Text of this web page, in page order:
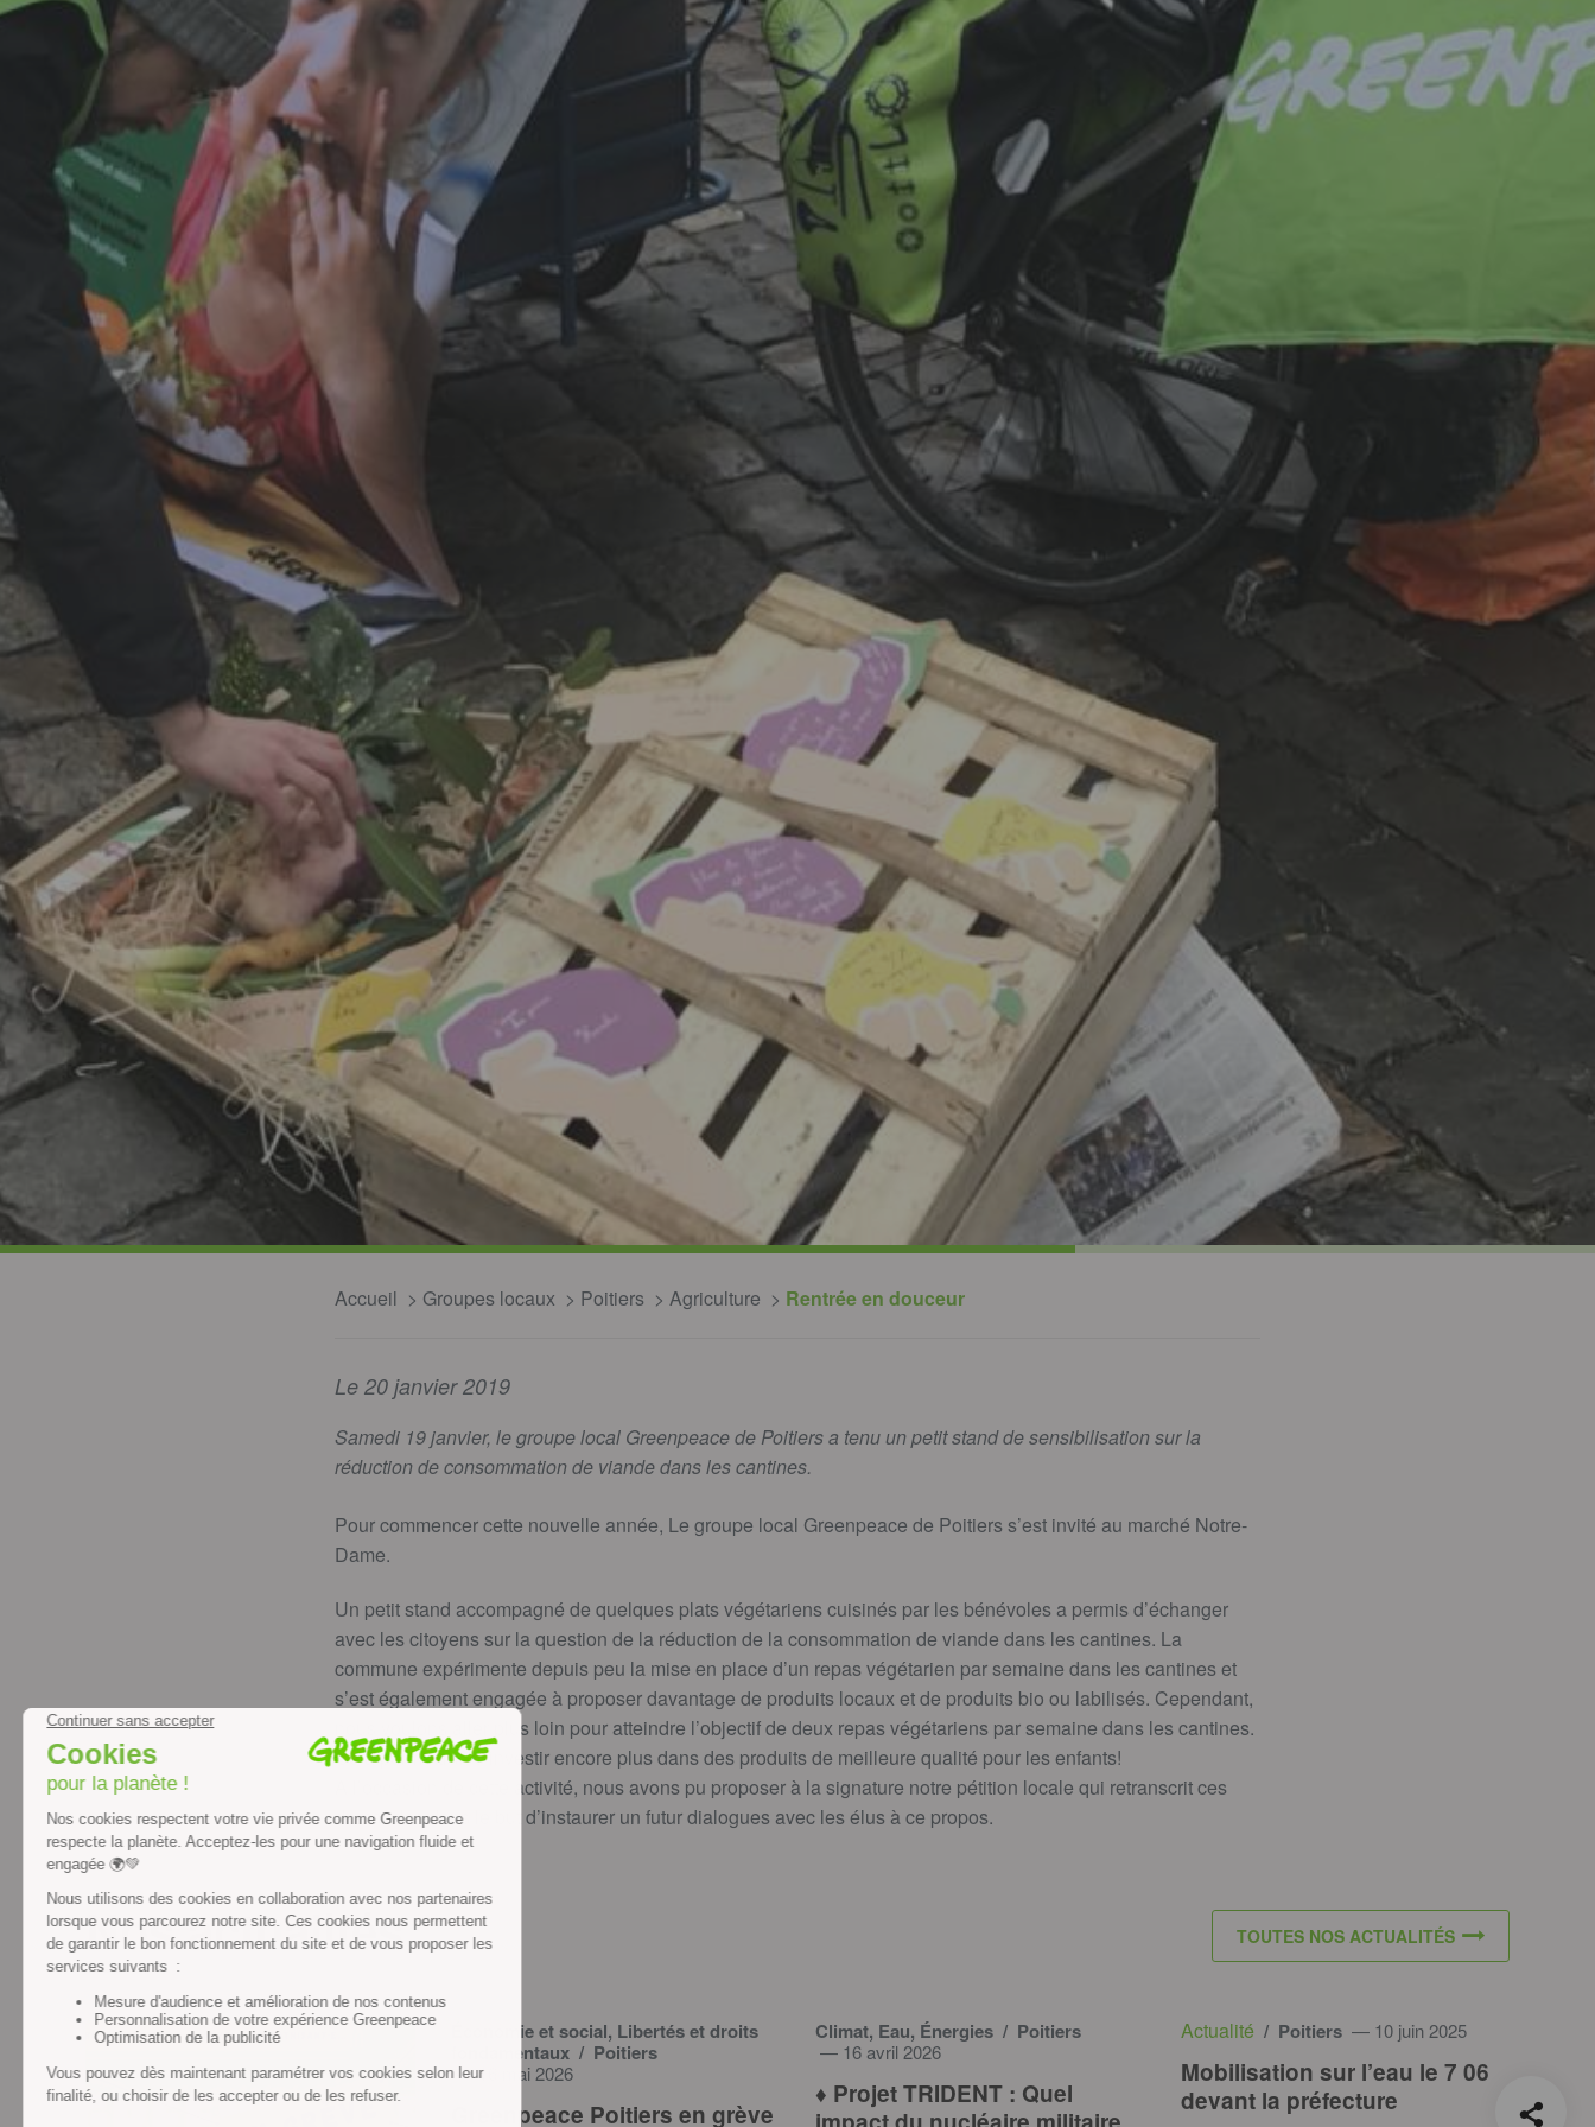
Accueil Groupes locaux Poitiers Agriculture Rentrée en douceur
Le 20 janvier 2019
Samedi 19 janvier, le groupe local Greenpeace de Poitiers a tenu un petit stand de sensibilisation sur la
réduction de consommation de viande dans les cantines.
Pour commencer cette nouvelle année, Le groupe local Greenpeace de Poitiers s’est invité au marché Notre-
Dame.
Un petit stand accompagné de quelques plats végétariens cuisinés par les bénévoles a permis d’échanger
avec les citoyens sur la question de la réduction de la consommation de viande dans les cantines. La
commune expérimente depuis peu la mise en place d’un repas végétarien par semaine dans les cantines et
s’est également engagée à proposer davantage de produits locaux et de produits bio ou labilisés. Cependant,
nous voulons aller plus loin pour atteindre l’objectif de deux repas végétariens par semaine dans les cantines.
Cela permettrait d’investir encore plus dans des produits de meilleure qualité pour les enfants!
A l’occasion de cette activité, nous avons pu proposer à la signature notre pétition locale qui retranscrit ces
demandes dans le but d’instaurer un futur dialogues avec les élus à ce propos.
Nos actualités
Économie et social, Libertés et droits
fondamentaux / Poitiers
— 16 mai 2026
Greenpeace Poitiers en grève
Climat, Eau, Énergies / Poitiers
— 16 avril 2026
♦️ Projet TRIDENT : Quel
Actualité / Poitiers — 10 juin 2025
Mobilisation sur l’eau le 7 06
devant la préfecture
TOUTES NOS ACTUALITÉS